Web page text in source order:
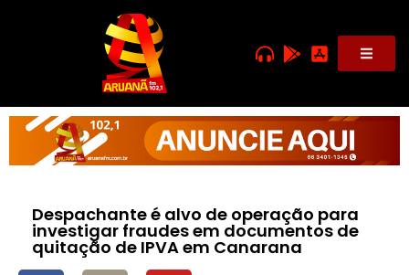
Despachante é alvo de operação para
investigar fraudes em documentos de
quitação de IPVA em Canarana